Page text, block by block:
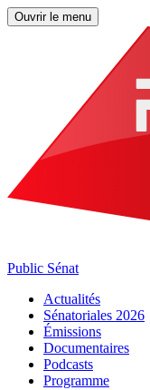
Ouvrir le menu
Public Sénat
Actualités
Sénatoriales 2026
Émissions
Documentaires
Podcasts
Programme